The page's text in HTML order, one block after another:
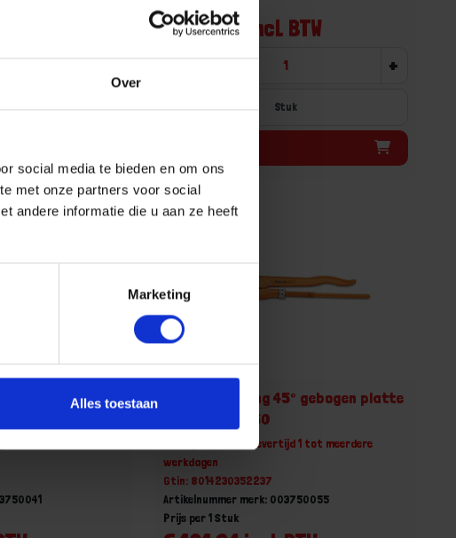
Over
social media te bieden en om ons
met onze partners voor social
andere informatie die u aan ze heeft
Marketing
Alles toestaan
+
€ 188,03 incl. BTW
- +
Stuk
gebogen platte
BETA Pijpentang 45° gebogen platte
bekken 375 550
Niet op voorraad, levertijd 1 tot meerdere
werkdagen
Gtin: 8014230352237
Artikelnummer merk: 003750055
Prijs per 1 Stuk